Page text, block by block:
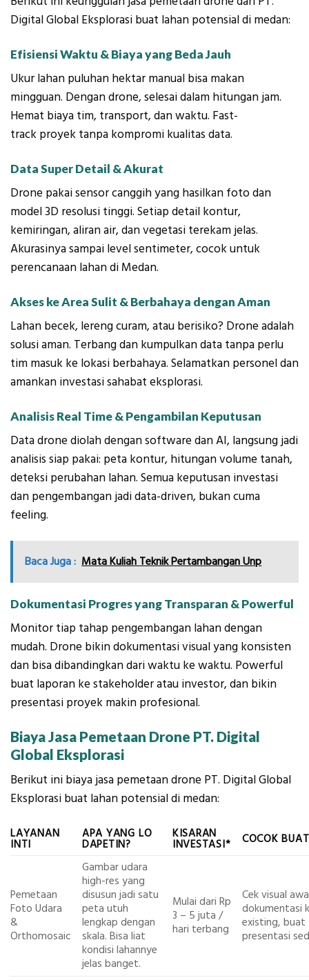
Digital Global Eksplorasi buat lahan potensial di medan:
Efisiensi Waktu & Biaya yang Beda Jauh
Ukur lahan puluhan hektar manual bisa makan
mingguan. Dengan drone, selesai dalam hitungan jam.
Hemat biaya tim, transport, dan waktu. Fast-
track proyek tanpa kompromi kualitas data.
Data Super Detail & Akurat
Drone pakai sensor canggih yang hasilkan foto dan
model 3D resolusi tinggi. Setiap detail kontur,
kemiringan, aliran air, dan vegetasi terekam jelas.
Akurasinya sampai level sentimeter, cocok untuk
perencanaan lahan di Medan.
Akses ke Area Sulit & Berbahaya dengan Aman
Lahan becek, lereng curam, atau berisiko? Drone adalah
solusi aman. Terbang dan kumpulkan data tanpa perlu
tim masuk ke lokasi berbahaya. Selamatkan personel dan
amankan investasi sahabat eksplorasi.
Analisis Real Time & Pengambilan Keputusan
Data drone diolah dengan software dan AI, langsung jadi
analisis siap pakai: peta kontur, hitungan volume tanah,
deteksi perubahan lahan. Semua keputusan investasi
dan pengembangan jadi data-driven, bukan cuma
feeling.
Baca Juga : Mata Kuliah Teknik Pertambangan Unp
Dokumentasi Progres yang Transparan & Powerful
Monitor tiap tahap pengembangan lahan dengan
mudah. Drone bikin dokumentasi visual yang konsisten
dan bisa dibandingkan dari waktu ke waktu. Powerful
buat laporan ke stakeholder atau investor, dan bikin
presentasi proyek makin profesional.
Biaya Jasa Pemetaan Drone PT. Digital
Global Eksplorasi
Berikut ini biaya jasa pemetaan drone PT. Digital Global
Eksplorasi buat lahan potensial di medan:
LAYANAN
INTI
APA YANG LO
DAPETIN?
KISARAN
INVESTASI* COCOK BUAT
Pemetaan
Foto Udara
&
Orthomosaic
Gambar udara
high-res yang
disusun jadi satu
peta utuh
lengkap dengan
skala. Bisa liat
kondisi lahannye
jelas banget.
Mulai dari Rp
3 – 5 juta /
hari terbang
Cek visual
dokumentasi
existing, buat
presentasi